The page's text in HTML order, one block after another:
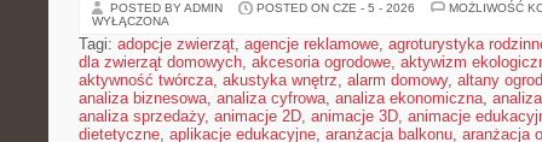
POSTED BY ADMIN POSTED ON CZE - 5 - 2026
MOŻLIWOŚĆ
WYŁĄCZONA
Tagi: adopcje zwierząt, agencje reklamowe, agroturystyka
dla zwierząt domowych, akcesoria ogrodowe, aktywizm
aktywność twórcza, akustyka wnętrz, alarm domowy, altany
analiza biznesowa, analiza cyfrowa, analiza ekonomiczna,
analiza sprzedaży, animacje 2D, animacje 3D, animacje
dietetyczne, aplikacje edukacyjne, aranżacja balkonu, aranżacja